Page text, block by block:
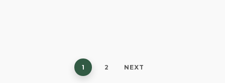
1 2 NEXT